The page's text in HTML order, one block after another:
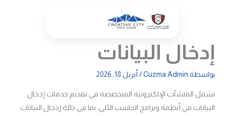
إدخال البيانات
بواسطة Cuzma Admin
/ أبريل 18, 2026
تشمل المنشآت الإلكترونية المتخصصة في تقديم خدمات إدخال
البيانات في أنظمة وبرامج الحاسب الآلي، بما في ذلك إدخال البيانات